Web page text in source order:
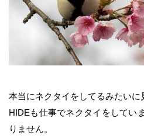
本当にネクタイをしてるみたいに
HIDEも仕事でネクタイをしてい
りません。